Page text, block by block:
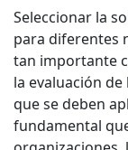
Seleccionar la
para diferentes
tan importante
la evaluación
que se deben
fundamental